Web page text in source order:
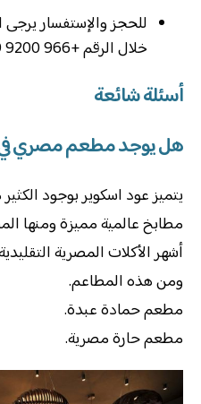
للحجز والإستفسار
خلال الرقم +966 9200 29039.
أسئلة شائعة
هل يوجد مطعم مصري في
يتميز عود اسكوير بوجود
مطابخ عالمية مميزة ومنها
أشهر الأكلات المصرية
ومن هذه المطاعم.
مطعم حمادة عبدة.
مطعم حارة مصرية.